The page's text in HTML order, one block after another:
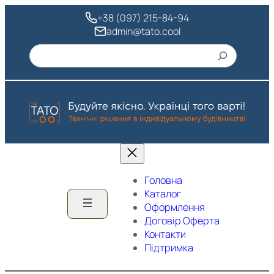
+38 (097) 215-84-94
admin@tato.cool
Пошук
Головна
Каталог
Оформлення
Договір Оферта
Контакти
Підтримка